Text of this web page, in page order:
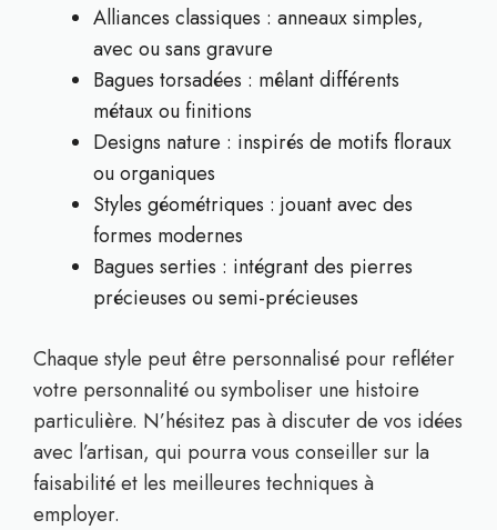
Alliances classiques : anneaux simples,
avec ou sans gravure
Bagues torsadées : mêlant différents
métaux ou finitions
Designs nature : inspirés de motifs floraux
ou organiques
Styles géométriques : jouant avec des
formes modernes
Bagues serties : intégrant des pierres
précieuses ou semi-précieuses
Chaque style peut être personnalisé pour refléter
votre personnalité ou symboliser une histoire
particulière. N’hésitez pas à discuter de vos idées
avec l’artisan, qui pourra vous conseiller sur la
faisabilité et les meilleures techniques à
employer.